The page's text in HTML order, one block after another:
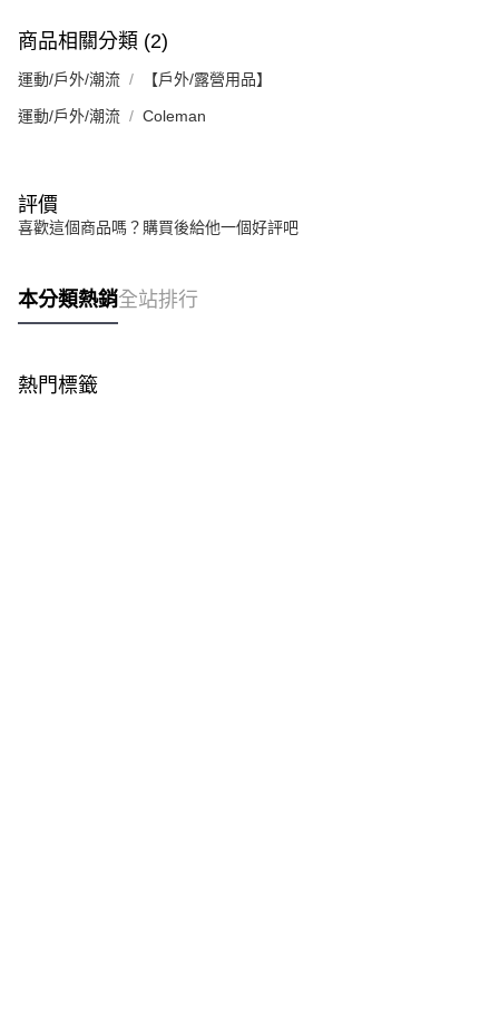
商品相關分類 (2)
運動/戶外/潮流 【戶外/露營用品】
運動/戶外/潮流 Coleman
評價
喜歡這個商品嗎？購買後給他一個好評吧
本分類熱銷全站排行
熱門標籤